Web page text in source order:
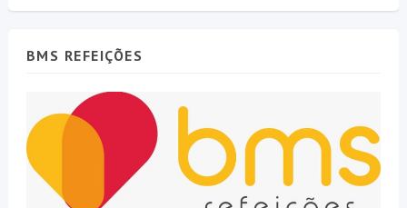
BMS REFEIÇÕES